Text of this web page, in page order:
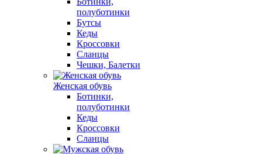
полуботинки
Бутсы
Кеды
Кроссовки
Сланцы
Чешки, Балетки
Женская обувь
Ботинки,
полуботинки
Кеды
Кроссовки
Сланцы